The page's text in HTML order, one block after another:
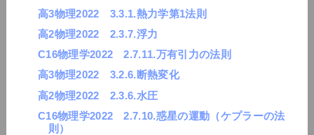
高3物理2022 3.3.1.熱力学第1法則
高2物理2022 2.3.7.浮力
C16物理学2022 2.7.11.万有引力の法則
高3物理2022 3.2.6.断熱変化
高2物理2022 2.3.6.水圧
C16物理学2022 2.7.10.惑星の運動（ケプラーの法
則）